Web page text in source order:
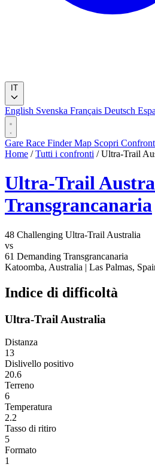
English Svenska Français Deutsch
Gare Race FinderMap Scopri
Home / Tutti i confronti / Ultra-Trail
Ultra-Trail
Transgrancanaria
48 Challenging Ultra-Trail Australia
vs
61 Demanding Transgrancanaria
Katoomba, Australia | Las Palmas,
Indice di difficoltà
Ultra-Trail Australia
Distanza
13
Dislivello positivo
20.6
Terreno
6
Temperatura
2.2
Tasso di ritiro
5
Formato
1